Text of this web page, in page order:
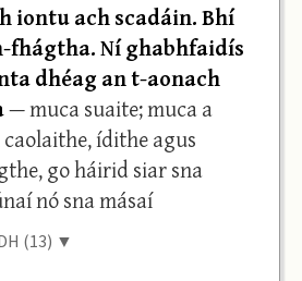
iontu ach scadáin. Bhí
fhágtha. Ní ghabhfaidís
dhéag an t-aonach
— muca suaite; muca a
ídithe agus
go háirid siar sna
nó sna másaí
(13) ▼